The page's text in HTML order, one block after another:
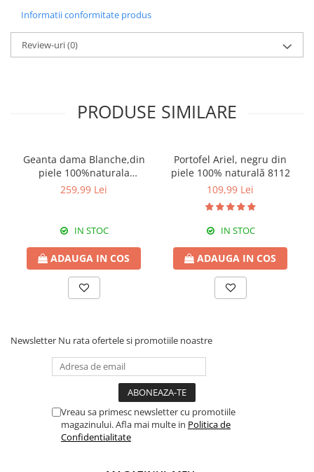
Informatii conformitate produs
Review-uri(0)
PRODUSE SIMILARE
Geanta dama Blanche,din
piele 100%naturala
Italia,8246,negru
259,99 Lei
IN STOC
ADAUGA IN COS
Portofel Ariel, negru din
piele 100% naturală 8112
109,99 Lei
IN STOC
ADAUGA IN COS
Newsletter Nu rata ofertele si promotiile noastre
Vreau sa primesc newsletter cu promotiile
magazinului. Afla mai multe in Politica de
Confidentialitate